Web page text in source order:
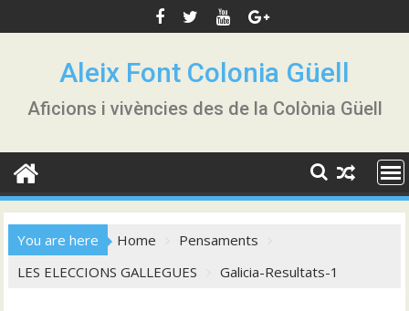
to
Aleix Font Colonia Güell
Aficions i vivències des de la Colònia Güell
You are here Home
Pensaments
LES ELECCIONS GALLEGUES
Galicia-Resultats-1